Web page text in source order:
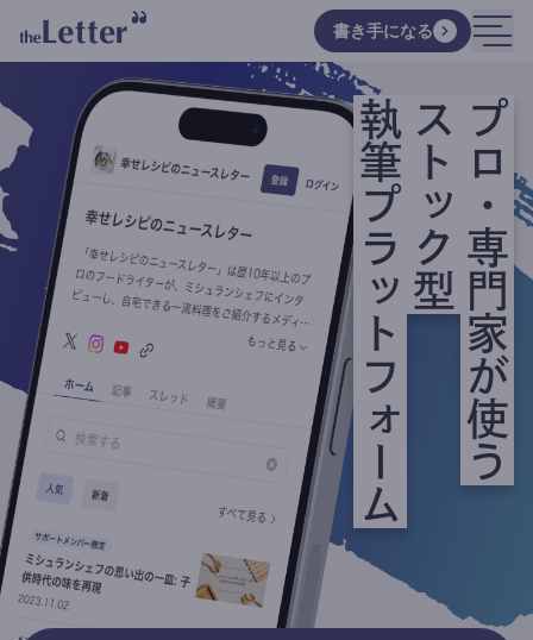
書き手になる
プロ・専門家が使う
ストック型
執筆プラットフォーム